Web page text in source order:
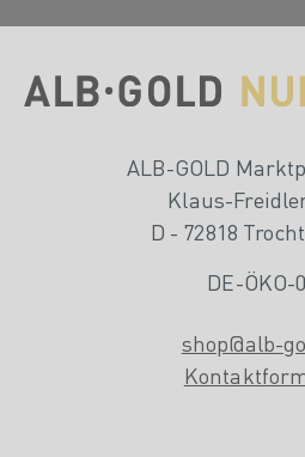
ALB-GOLD
Klaus-
D - 72818
DE-ÖKO-
shop@alb-